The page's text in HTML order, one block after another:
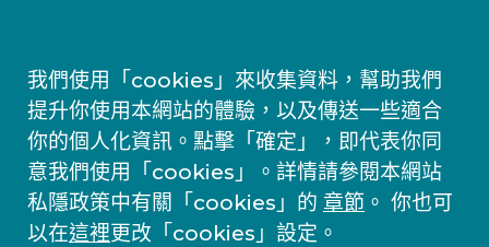
我們使用「cookies」來收集資料，幫助我們
提升你使用本網站的體驗，以及傳送一些適合
你的個人化資訊。點擊「確定」，即代表你同
意我們使用「cookies」。詳情請參閱本網站
私隱政策中有關「cookies」的 章節 。 你也可
以在這裡更改「cookies」設定。